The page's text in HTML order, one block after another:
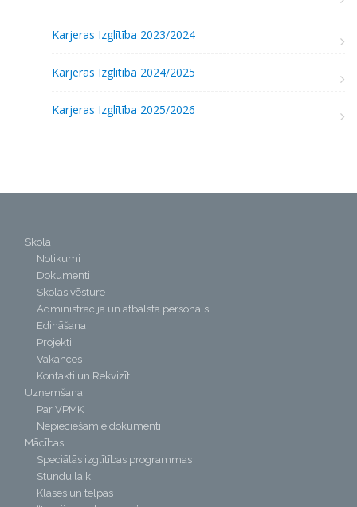
Karjeras Izglītība 2023/2024
Karjeras Izglītība 2024/2025
Karjeras Izglītība 2025/2026
Skola
Notikumi
Dokumenti
Skolas vēsture
Administrācija un atbalsta personāls
Ēdināšana
Projekti
Vakances
Kontakti un Rekvizīti
Uzņemšana
Par VPMK
Nepieciešamie dokumenti
Mācības
Speciālās izglītības programmas
Stundu laiki
Klases un telpas